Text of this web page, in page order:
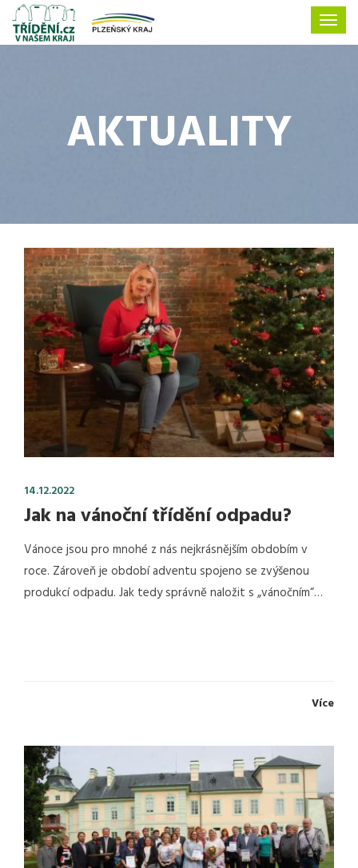
AKTUALITY
14.12.2022
Jak na vánoční třídění odpadu?
Vánoce jsou pro mnohé z nás nejkrásnějším obdobím v
roce. Zároveň je období adventu spojeno se zvýšenou
produkcí odpadu. Jak tedy správně naložit s „vánočním“…
Více